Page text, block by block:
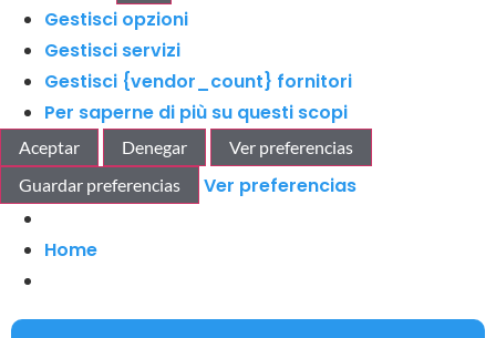
Gestisci opzioni
Gestisci servizi
Gestisci {vendor_count} fornitori
Per saperne di più su questi scopi
Aceptar Denegar
Ver preferencias
Guardar preferencias
Ver preferencias
Home